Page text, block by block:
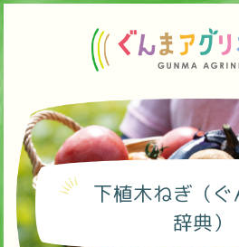
下植木ねぎ（ぐ
辞典）